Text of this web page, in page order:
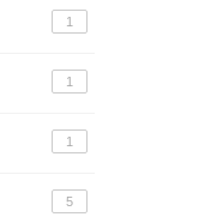
1
1
1
5